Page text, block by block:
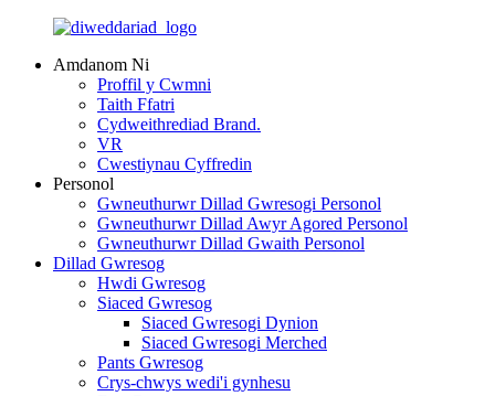
Amdanom Ni
Proffil y Cwmni
Taith Ffatri
Cydweithrediad Brand.
VR
Cwestiynau Cyffredin
Personol
Gwneuthurwr Dillad Gwresogi Personol
Gwneuthurwr Dillad Awyr Agored Personol
Gwneuthurwr Dillad Gwaith Personol
Dillad Gwresog
Hwdi Gwresog
Siaced Gwresog
Siaced Gwresogi Dynion
Siaced Gwresogi Merched
Pants Gwresog
Crys-chwys wedi'i gynhesu